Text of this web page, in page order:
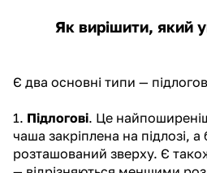
Як вирішити, який
Є два основні типи —
1. Підлогові. Це
чаша закріплена на підлозі,
розташований зверху. Є